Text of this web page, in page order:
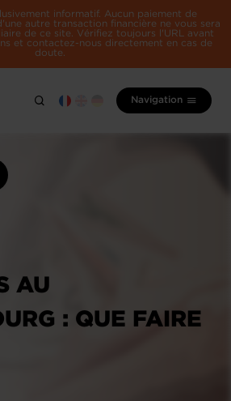
informatif. Aucun paiement de
autre transaction financière ne vous sera
de ce site. Vérifiez toujours l'URL avant
et contactez-nous directement en cas de
doute.
Navigation
AU
: QUE FAIRE